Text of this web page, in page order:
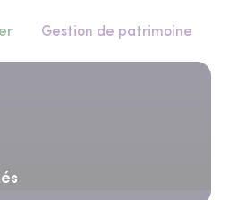
Gestion de patrimoine